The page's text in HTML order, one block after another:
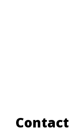
Contact